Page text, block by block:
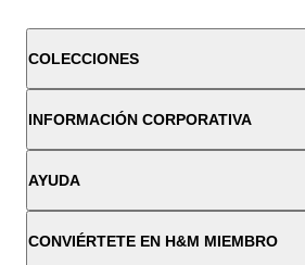
COLECCIONES
INFORMACIÓN CORPORATIVA
AYUDA
CONVIÉRTETE EN H&M MIEMBRO